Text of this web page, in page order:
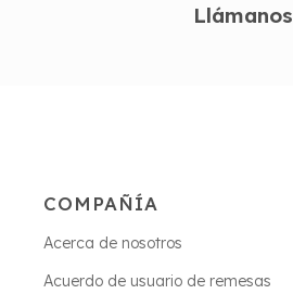
Llámanos
COMPAÑÍA
Acerca de nosotros
Acuerdo de usuario de remesas